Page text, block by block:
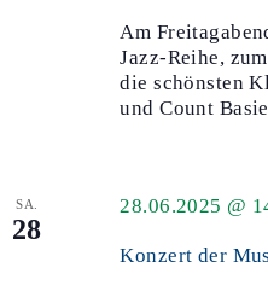
Am
Jazz-Reihe,
die schönsten
und Count
SA.
28
Konzert der
28.06.2025 @